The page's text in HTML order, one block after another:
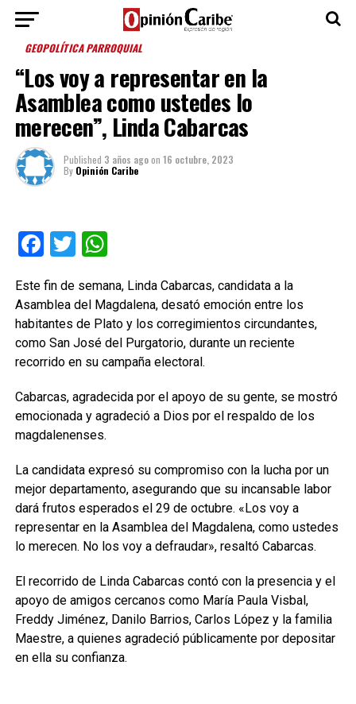
GEOPOLÍTICA PARROQUIAL
“Los voy a representar en la
Asamblea como ustedes lo
merecen”, Linda Cabarcas
Published 3 años agoon 16 octubre, 2023
By Opinión Caribe
Facebook
TwitterWhatsApp
Este fin de semana, Linda Cabarcas, candidata a la
Asamblea del Magdalena, desató emoción entre los
habitantes de Plato y los corregimientos circundantes,
como San José del Purgatorio, durante un reciente
recorrido en su campaña electoral.
Cabarcas, agradecida por el apoyo de su gente, se mostró
emocionada y agradeció a Dios por el respaldo de los
magdalenenses.
La candidata expresó su compromiso con la lucha por un
mejor departamento, asegurando que su incansable labor
dará frutos esperados el 29 de octubre. «Los voy a
representar en la Asamblea del Magdalena, como ustedes
lo merecen. No los voy a defraudar», resaltó Cabarcas.
El recorrido de Linda Cabarcas contó con la presencia y el
apoyo de amigos cercanos como María Paula Visbal,
Freddy Jiménez, Danilo Barrios, Carlos López y la familia
Maestre, a quienes agradeció públicamente por depositar
en ella su confianza.